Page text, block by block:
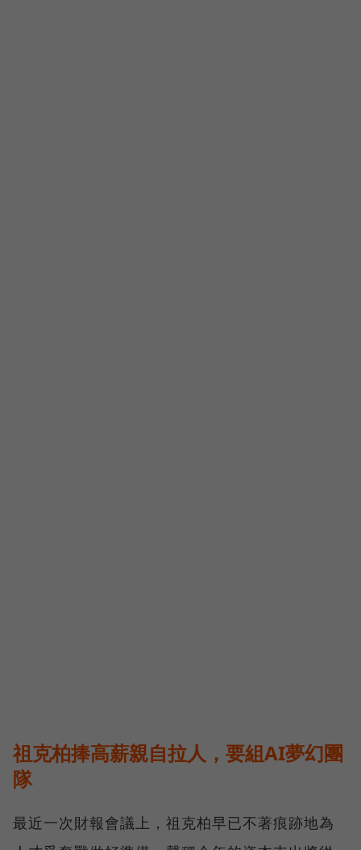
祖克柏捧高薪親自拉人，要組AI夢幻團
隊
最近一次財報會議上，祖克柏早已不著痕跡地為